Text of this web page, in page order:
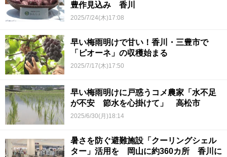
豊作見込み 香川
2025/7/24(木)17:08
早い梅雨明けで甘い！香川・三豊市で
「ピオーネ」の収穫始まる
2025/7/17(木)17:50
早い梅雨明けに戸惑うコメ農家「水不足
が不安 節水を心掛けて」 高松市
2025/6/30(月)18:14
暑さを防ぐ避難施設「クーリングシェル
ター」活用を 岡山に約360カ所 香川に